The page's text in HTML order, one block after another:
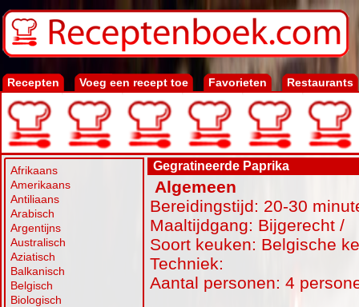
Recepten Voeg een recept toe Favorieten Restaurants
Afrikaans
Amerikaans
Antiliaans
Arabisch
Argentijns
Australisch
Aziatisch
Balkanisch
Belgisch
Biologisch
Gegratineerde Paprika
Algemeen
Bereidingstijd: 20-30
Maaltijdgang: Bijgerecht /
Soort keuken: Belgische
Techniek:
Aantal personen: 4